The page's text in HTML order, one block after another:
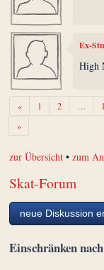
Ex-
High
«Zurück1 2 …
»Weiter
zur Übersicht •zum
Skat-Forum
neue Diskussion
Einschränken